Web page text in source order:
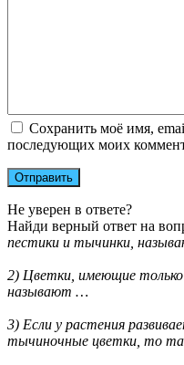
Сохранить моё имя,
последующих моих
Не уверен в ответе?
Найди верный ответ на
пестики и тычинки,
2) Цветки, имеющие
называют …
3) Если у растения
тычиночные цветки, то